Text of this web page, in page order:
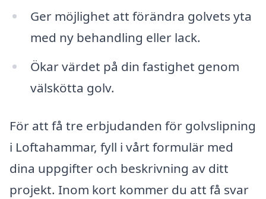
Ger möjlighet att förändra golvets yta
med ny behandling eller lack.
Ökar värdet på din fastighet genom
välskötta golv.
För att få tre erbjudanden för golvslipning
i Loftahammar, fyll i vårt formulär med
dina uppgifter och beskrivning av ditt
projekt. Inom kort kommer du att få svar